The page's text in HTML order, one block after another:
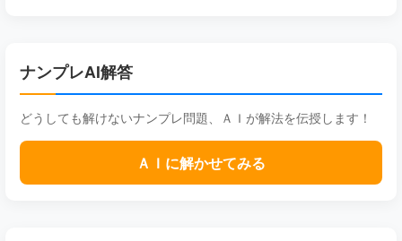
ナンプレAI解答
どうしても解けないナンプレ問題、ＡＩが解法を伝授します！
ＡＩに解かせてみる